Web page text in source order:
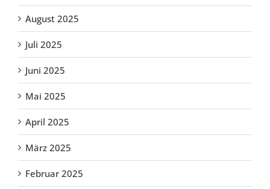
August 2025
Juli 2025
Juni 2025
Mai 2025
April 2025
März 2025
Februar 2025